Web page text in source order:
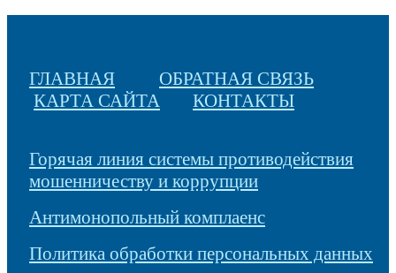
ГЛАВНАЯ
ОБРАТНАЯ СВЯЗЬ
КАРТА САЙТА
КОНТАКТЫ
Горячая линия системы противодействия
мошенничеству и коррупции
Антимонопольный комплаенс
Политика обработки персональных данных